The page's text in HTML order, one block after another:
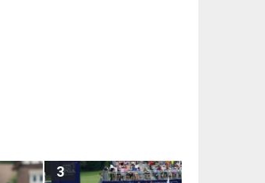
3